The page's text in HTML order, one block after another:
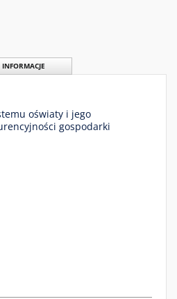
INFORMACJE
oświaty i jego
gospodarki